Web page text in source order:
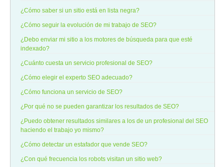
¿Cómo saber si un sitio está en lista negra?
¿Cómo seguir la evolución de mi trabajo de SEO?
¿Debo enviar mi sitio a los motores de búsqueda para que esté
indexado?
¿Cuánto cuesta un servicio profesional de SEO?
¿Cómo elegir el experto SEO adecuado?
¿Cómo funciona un servicio de SEO?
¿Por qué no se pueden garantizar los resultados de SEO?
¿Puedo obtener resultados similares a los de un profesional del SEO
haciendo el trabajo yo mismo?
¿Cómo detectar un estafador que vende SEO?
¿Con qué frecuencia los robots visitan un sitio web?